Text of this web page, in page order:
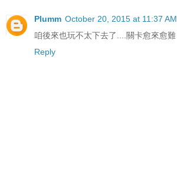
Plumm October 20, 2015 at 11:37 AM
咱後來也玩不太下去了....關卡愈來愈難
Reply